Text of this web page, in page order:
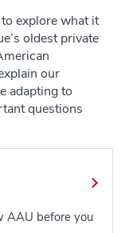
explore what it
oldest private
our
adapting to
questions
AAU before you